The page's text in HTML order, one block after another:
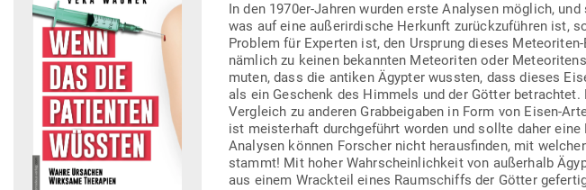
In den 1970er-Jahren wurden erste Ana­lysen möglich,
was auf eine außer­ir­dische Her­kunft zurück­zu­führen ist,
Problem für Experten ist, den Ursprung dieses
nämlich zu keinen bekannten Meteo­riten oder
muten, dass die antiken Ägypter wussten, dass dieses
als ein Geschenk des Himmels und der Götter
Ver­gleich zu anderen Grab­bei­gaben in Form von Eisen-
ist meis­terhaft durch­ge­führt worden und sollte daher
Ana­lysen können For­scher nicht her­aus­finden, mit
stammt! Mit hoher Wahr­schein­lichkeit von außerhalb
aus einem Wrackteil eines Raum­schiffs der Götter